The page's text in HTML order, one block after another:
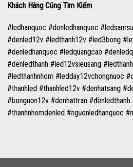
Khách Hàng Cũng Tìm Kiếm
#ledhanquoc #denledhanquoc
#denled12v #ledthanh12v #led3bong
#denledhanquoc #ledquangcao
#denledthanh #led12vsieusang
#ledthanhnhom #ledday12vchongnuoc
#thanhled #thanhled12v #denhatsang
#bonguon12v #denhattran
#thanhnhomdenled #nguonledhanquoc